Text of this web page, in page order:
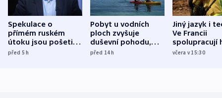
Spekulace o
přímém ruském
útoku jsou pošetilé,
míní estonský
před 5h
Pobyt u vodních
ploch zvyšuje
duševní pohodu,
ukázala
před 14h
Jiný jazyk i
Ve Francii
spolupracují
různých zemí
včera v 15:30